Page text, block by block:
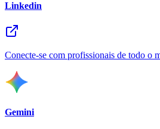
Linkedin
Conecte-se com profissionais de todo o
Gemini